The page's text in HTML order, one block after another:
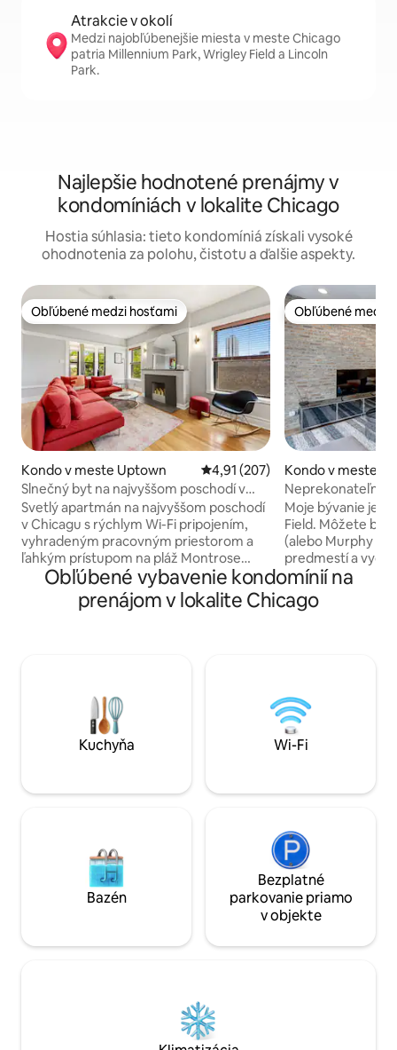
Atrakcie v okolí
Medzi najobľúbenejšie miesta v meste Chicago
patria Millennium Park, Wrigley Field a Lincoln
Park.
Najlepšie hodnotené prenájmy v
kondomíniách v lokalite Chicago
Hostia súhlasia: tieto kondomíniá získali vysoké
ohodnotenia za polohu, čistotu a ďalšie aspekty.
Obľúbené medzi hosťami
Obľúbené medzi hosťami
Kondo v meste Uptown Priemerné ohodnotenie 4,91 z
4,91 (207)
Slnečný byt na najvyššom poschodí v
Uptowne neďaleko jazera a Red Line
Svetlý apartmán na najvyššom poschodí
v Chicagu s rýchlym Wi-Fi pripojením,
vyhradeným pracovným priestorom a
ľahkým prístupom na pláž Montrose
Beach a k CTA. Ideálne pre ľudí
pracujúcich na diaľku, páry a
cestovateľov, ktorí chcú zažiť Chicago
Len pár krokov od brehu jazera a 6 minút
chôdze od linky Wilson Red Line, ktorá
premáva nepretržite. Viac ako 93 m²
pohodlného obytného priestoru v
Obľúbené medzi
Obľúbené medzi
Kondo v meste
Neprekonateľné
Wrigley!
Moje bývanie je
Field. Môžete byť
(alebo Murphy
predmestí a
susedstva zo
6 osôb na
izbe s
jednoduchý a
mydlá, šampóny,
bielizeň a
vás rozsiahle
Obľúbené vybavenie kondomínií na
prenájom v lokalite Chicago
Kuchyňa Wi-Fi
Bazén
Bezplatné
parkovanie priamo
v objekte